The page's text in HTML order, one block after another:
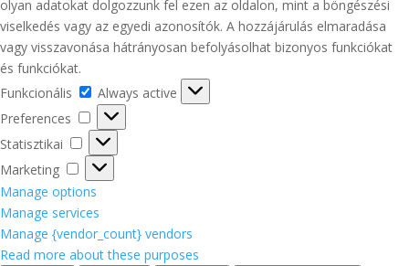
olyan adatokat dolgozzunk fel ezen az oldalon, mint a böngészési
viselkedés vagy az egyedi azonosítók. A hozzájárulás elmaradása
vagy visszavonása hátrányosan befolyásolhat bizonyos funkciókat
és funkciókat.
Funkcionális
Funkcionális
Always active
Preferences
Preferences
Statisztikai
Statisztikai
Marketing
Marketing
Manage options
Manage services
Manage {vendor_count} vendors
Read more about these purposes